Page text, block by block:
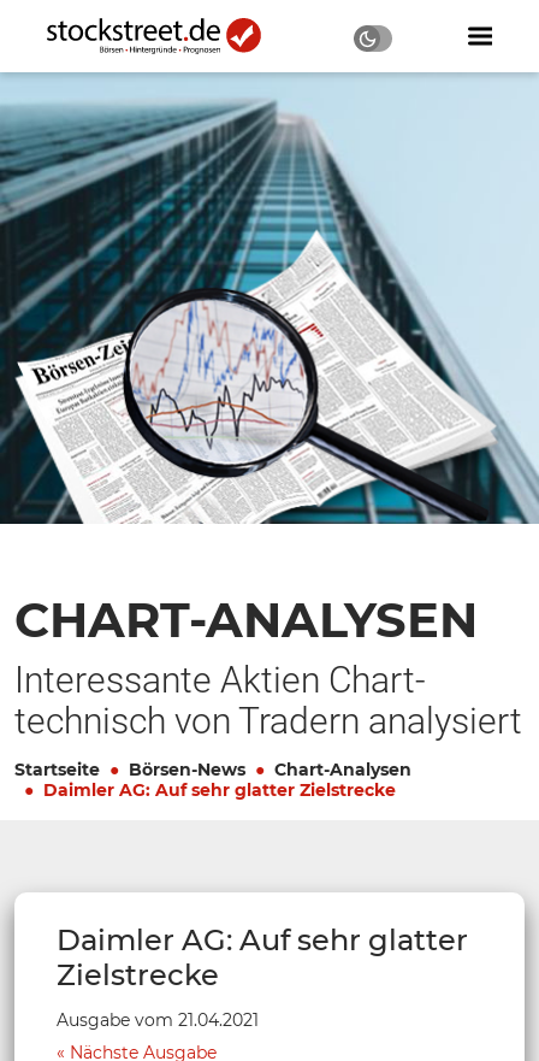
CHART-ANALYSEN
Interessante Aktien Chart-
technisch von Tradern analysiert
Startseite Börsen-News
Chart-Analysen
Daimler AG: Auf sehr glatter Zielstrecke
Daimler AG: Auf sehr glatter
Zielstrecke
Ausgabe vom 21.04.2021
Nächste Ausgabe